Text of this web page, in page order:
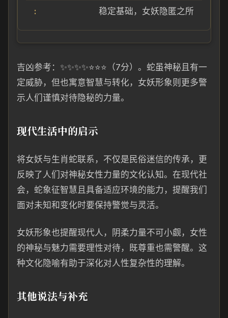
稳定基础，女妖隐匿之所
吉凶参考：✨✨✨✨⭐️⭐️⭐️（7分）。蛇虽神秘且有一
定威胁，但也寓意智慧与转化，女妖形象则更多警
示人们谨慎对待隐秘的力量。
现代生活中的启示
将女妖与生肖蛇联系，不仅是民俗迷信的传承，更
反映了人们对神秘女性力量的文化认知。在现代社
会，蛇象征智慧且具备适应环境的能力，提醒我们
面对未知和变化时要保持警觉与灵活。
女妖形象也提醒现代人，阴柔力量不可小觑，女性
的神秘与魅力需要理性对待，既尊重也需警醒。这
种文化隐喻有助于深化对人性复杂性的理解。
其他说法与补充